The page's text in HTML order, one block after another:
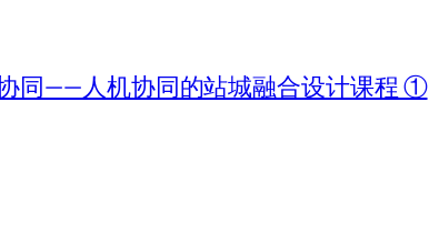
同——人机协同的站城融合设计课程 ①